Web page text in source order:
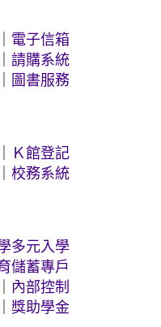
電子信箱
｜請購系統
圖書服務
Ｋ館登記
｜校務系統
多元入學
儲蓄專戶
內部控制
｜獎助學金